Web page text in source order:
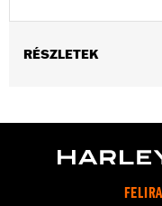
RÉSZLETEK
Capacity:3 Cubic inch